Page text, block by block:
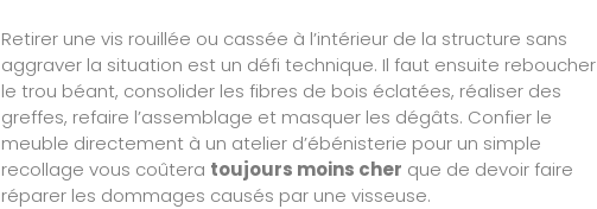
Retirer une vis rouillée ou cassée à l’intérieur de la structure sans
aggraver la situation est un défi technique. Il faut ensuite reboucher
le trou béant, consolider les fibres de bois éclatées, réaliser des
greffes, refaire l’assemblage et masquer les dégâts. Confier le
meuble directement à un atelier d’ébénisterie pour un simple
recollage vous coûtera toujours moins cher que de devoir faire
réparer les dommages causés par une visseuse.